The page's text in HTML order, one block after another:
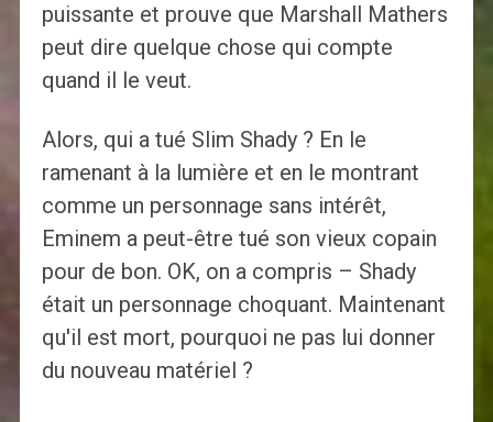
puissante et prouve que Marshall Mathers
peut dire quelque chose qui compte
quand il le veut.
Alors, qui a tué Slim Shady ? En le
ramenant à la lumière et en le montrant
comme un personnage sans intérêt,
Eminem a peut-être tué son vieux copain
pour de bon. OK, on ​​a compris – Shady
était un personnage choquant. Maintenant
qu'il est mort, pourquoi ne pas lui donner
du nouveau matériel ?